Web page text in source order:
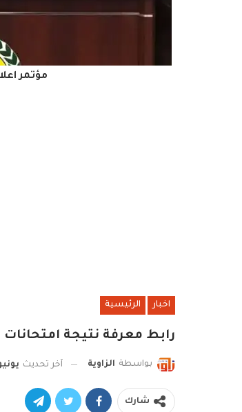
مؤتمر
اخبار الرئيسية
رابط معرفة نتيجة امتحانات شهادة
بواسطة الزاوية آخر تحديث يونيو 30,
شارك